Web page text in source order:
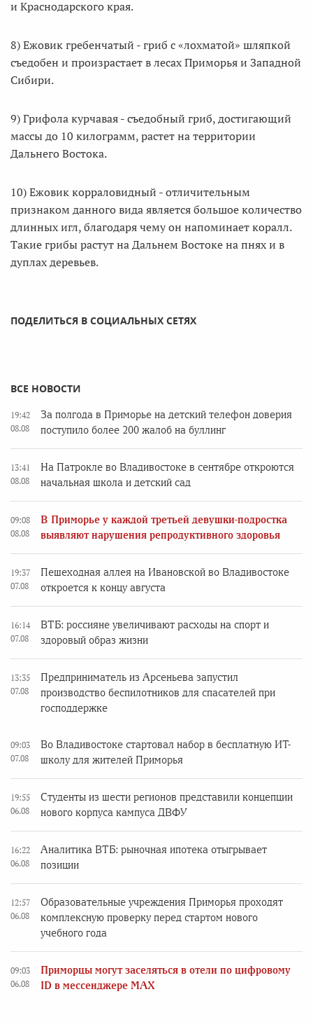
и Краснодарского края.
8) Ежовик гребенчатый - гриб с «лохматой» шляпкой
съедобен и произрастает в лесах Приморья и Западной
Сибири.
9) Грифола курчавая - съедобный гриб, достигающий
массы до 10 килограмм, растет на территории
Дальнего Востока.
10) Ежовик корраловидный - отличительным
признаком данного вида является большое количество
длинных игл, благодаря чему он напоминает коралл.
Такие грибы растут на Дальнем Востоке на пнях и в
дуплах деревьев.
ПОДЕЛИТЬСЯ В СОЦИАЛЬНЫХ СЕТЯХ
ВСЕ НОВОСТИ
19:42
08.08
За полгода в Приморье на детский телефон доверия
поступило более 200 жалоб на буллинг
13:41
08.08
На Патрокле во Владивостоке в сентябре откроются
начальная школа и детский сад
09:08
08.08
В Приморье у каждой третьей девушки-подростка
выявляют нарушения репродуктивного здоровья
19:37
07.08
Пешеходная аллея на Ивановской во Владивостоке
откроется к концу августа
16:14
07.08
ВТБ: россияне увеличивают расходы на спорт и
здоровый образ жизни
13:35
07.08
Предприниматель из Арсеньева запустил
производство беспилотников для спасателей при
господдержке
09:03
07.08
Во Владивостоке стартовал набор в бесплатную ИТ-
школу для жителей Приморья
19:55
06.08
Студенты из шести регионов представили концепции
нового корпуса кампуса ДВФУ
16:22
06.08
Аналитика ВТБ: рыночная ипотека отыгрывает
позиции
12:57
06.08
Образовательные учреждения Приморья проходят
комплексную проверку перед стартом нового
учебного года
09:03
06.08
Приморцы могут заселяться в отели по цифровому
ID в мессенджере MAX